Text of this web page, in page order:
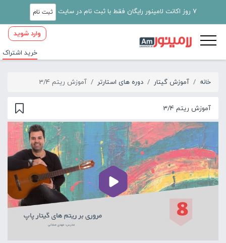
7 روز اکانت لامینور رایگان فقط با ثبت نام در سایت ثبت نام
وارد شوید
خرید اشتراک
خانه آموزش گیتار دوره های استارتر آموزش ریتم 3/4
آموزش ریتم 3/4
00:00 01:20